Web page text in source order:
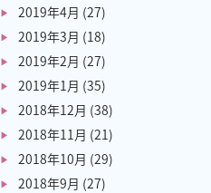
2019年4月 (27)
2019年3月 (18)
2019年2月 (27)
2019年1月 (35)
2018年12月 (38)
2018年11月 (21)
2018年10月 (29)
2018年9月 (27)